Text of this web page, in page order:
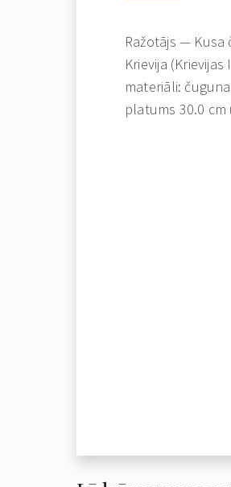
Ražotājs —
Krievija
materiāli:
platums 30.0 cm